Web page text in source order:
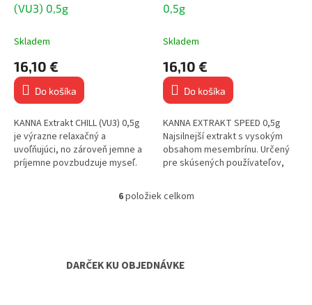
(VU3) 0,5g
Skladem
16,10 €
Do košíka
KANNA Extrakt CHILL (VU3) 0,5g
je výrazne relaxačný a
uvoľňujúci, no zároveň jemne a
príjemne povzbudzuje myseľ.
pokoja, pohody a ľahkej eufórie.
0,5g
Skladem
16,10 €
Do košíka
KANNA EXTRAKT SPEED 0,5g
Najsilnejší extrakt s vysokým
obsahom mesembrínu. Určený
pre skúsených používateľov,
stimuláciu, sústredenie a výkon.
Podobne...
O
a
6položiek celkom
DARČEK KU OBJEDNÁVKE